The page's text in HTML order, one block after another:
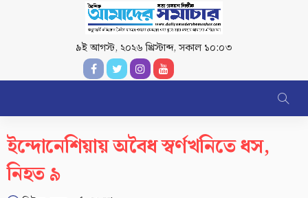
৯ই আগস্ট, ২০২৬ খ্রিস্টাব্দ,সকাল ১০:০৩
ইন্দোনেশিয়ায় অবৈধ স্বর্ণখনিতে ধস,
নিহত ৯